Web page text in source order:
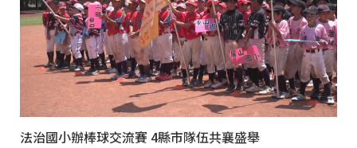
法治國小辦棒球交流賽 4縣市隊伍共襄盛舉